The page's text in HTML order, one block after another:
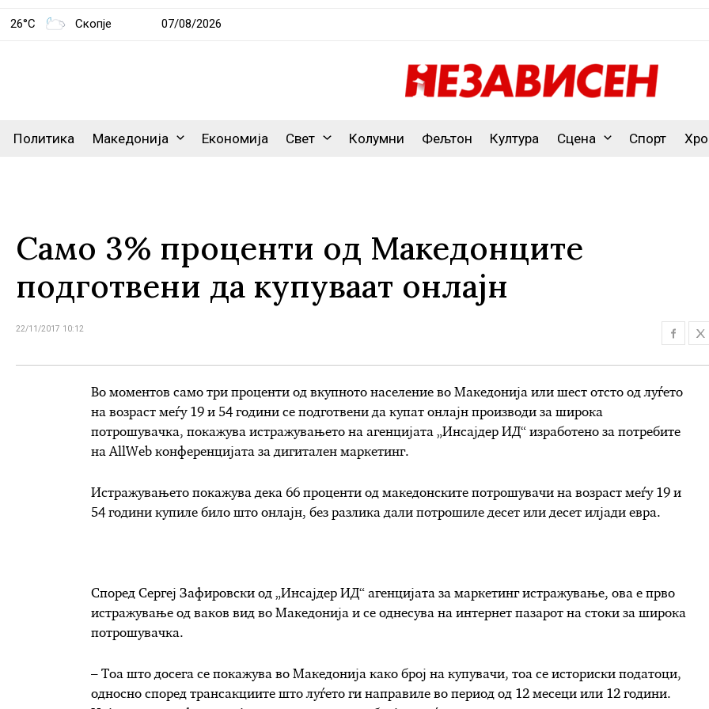
26°C Скопје 07/08/2026
Политика Македонија Економија Свет Колумни Фељтон Култура Сцена Спорт
Само 3% проценти од Македонците
подготвени да купуваат онлајн
22/11/2017 10:12
Во моментов само три проценти од вкупното население во Македонија или шест отсто од луѓето
на возраст меѓу 19 и 54 години се подготвени да купат онлајн производи за широка
потрошувачка, покажува истражувањето на агенцијата „Инсајдер ИД“ изработено за потребите
на AllWeb конференцијата за дигитален маркетинг.
Истражувањето покажува дека 66 проценти од македонските потрошувачи на возраст меѓу 19 и
54 години купиле било што онлајн, без разлика дали потрошиле десет или десет илјади евра.
Според Сергеј Зафировски од „Инсајдер ИД“ агенцијата за маркетинг истражување, ова е прво
истражување од ваков вид во Македонија и се однесува на интернет пазарот на стоки за широка
потрошувачка.
– Тоа што досега се покажува во Македонија како број на купувачи, тоа се историски податоци,
односно според трансакциите што луѓето ги направиле во период од 12 месеци или 12 години.